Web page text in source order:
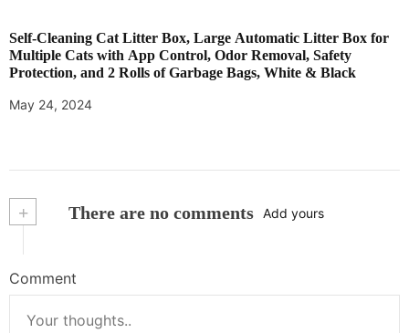
Self-Cleaning Cat Litter Box, Large Automatic Litter Box for
Multiple Cats with App Control, Odor Removal, Safety
Protection, and 2 Rolls of Garbage Bags, White & Black
May 24, 2024
+ There are no comments Add yours
Comment